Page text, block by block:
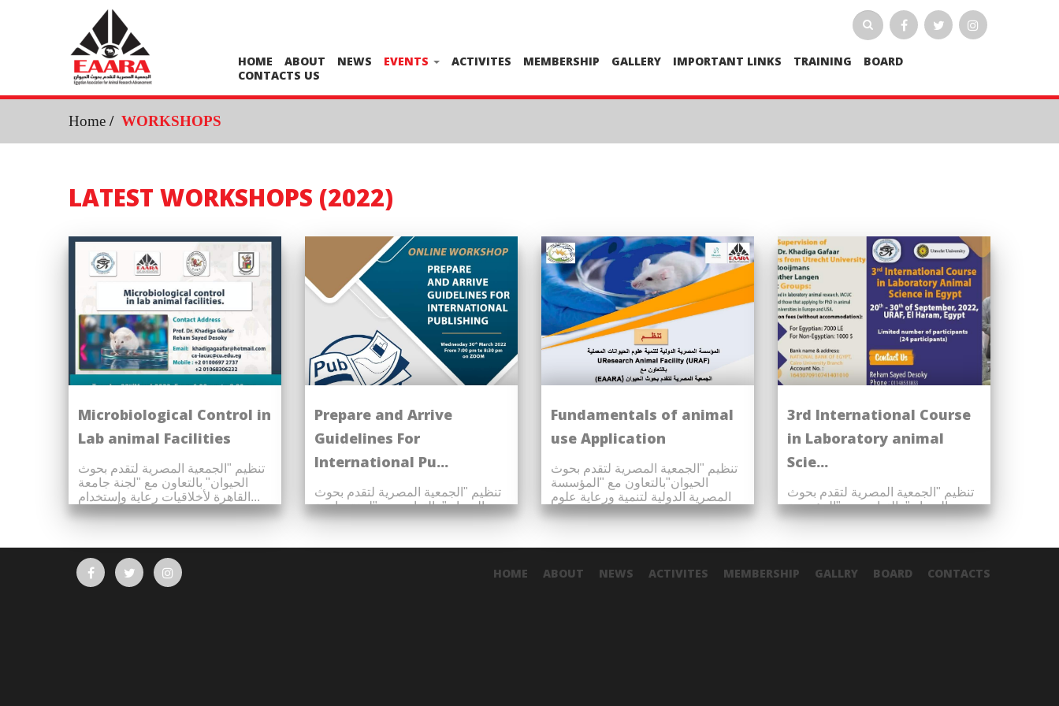
HOME ABOUT NEWS EVENTS ACTIVITES MEMBERSHIP GALLERY IMPORTANT LINKS TRAINING
BOARD
CONTACTS US
Home / WORKSHOPS
LATEST WORKSHOPS (2022)
Microbiological Control in
Lab animal Facilities
تنظيم "الجمعية المصرية لتقدم بحوث
الحيوان" بالتعاون مع "لجنة جامعة
القاهرة لأخلاقيات رعاية وإستخدام...
Prepare and Arrive
Guidelines For
International Pu...
تنظيم "الجمعية المصرية لتقدم بحوث
الحيوان" بالتعاون مع "لجنة جامعة
القاهرة لأخلاقيات رعاية وإستخدام...
Fundamentals of animal
use Application
تنظيم "الجمعية المصرية لتقدم بحوث
الحيوان"بالتعاون مع "المؤسسة
المصرية الدولية لتنمية ورعاية علوم
ال...
3rd International Course
in Laboratory animal
Scie...
تنظيم "الجمعية المصرية لتقدم بحوث
الحيوان" بالتعاون مع "المؤسسة
المصرية الدولية لتنمية ورعاية علوم
HOME ABOUT NEWS ACTIVITES MEMBERSHIP GALLRY BOARD CONTACTS